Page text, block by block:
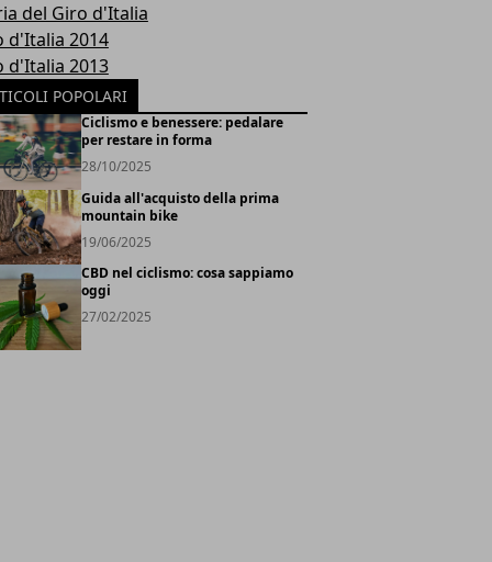
del Giro d'Italia
d'Italia 2014
d'Italia 2013
POPOLARI
Ciclismo e benessere: pedalare
per restare in forma
28/10/2025
Guida all'acquisto della prima
mountain bike
19/06/2025
CBD nel ciclismo: cosa sappiamo
oggi
27/02/2025